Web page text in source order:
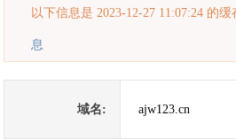
以下信息是 2023-12-27 11:07:24 的
息
域名: ajw123.cn